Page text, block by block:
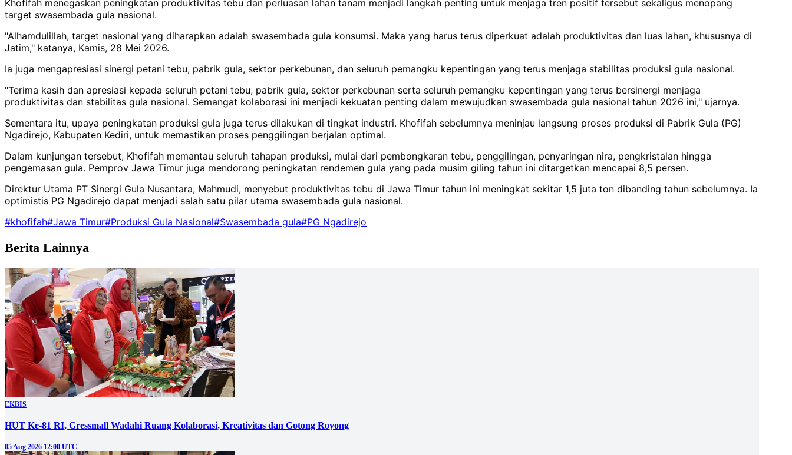
Khofifah menegaskan peningkatan produktivitas tebu dan perluasan lahan tanam menjadi langkah penting untuk menjaga tren positif tersebut sekaligus menopang
target swasembada gula nasional.
"Alhamdulillah, target nasional yang diharapkan adalah swasembada gula konsumsi. Maka yang harus terus diperkuat adalah produktivitas dan luas lahan, khususnya di
Jatim," katanya, Kamis, 28 Mei 2026.
Ia juga mengapresiasi sinergi petani tebu, pabrik gula, sektor perkebunan, dan seluruh pemangku kepentingan yang terus menjaga stabilitas produksi gula nasional.
"Terima kasih dan apresiasi kepada seluruh petani tebu, pabrik gula, sektor perkebunan serta seluruh pemangku kepentingan yang terus bersinergi menjaga
produktivitas dan stabilitas gula nasional. Semangat kolaborasi ini menjadi kekuatan penting dalam mewujudkan swasembada gula nasional tahun 2026 ini," ujarnya.
Sementara itu, upaya peningkatan produksi gula juga terus dilakukan di tingkat industri. Khofifah sebelumnya meninjau langsung proses produksi di Pabrik Gula (PG)
Ngadirejo, Kabupaten Kediri, untuk memastikan proses penggilingan berjalan optimal.
Dalam kunjungan tersebut, Khofifah memantau seluruh tahapan produksi, mulai dari pembongkaran tebu, penggilingan, penyaringan nira, pengkristalan hingga
pengemasan gula. Pemprov Jawa Timur juga mendorong peningkatan rendemen gula yang pada musim giling tahun ini ditargetkan mencapai 8,5 persen.
Direktur Utama PT Sinergi Gula Nusantara, Mahmudi, menyebut produktivitas tebu di Jawa Timur tahun ini meningkat sekitar 1,5 juta ton dibanding tahun sebelumnya. Ia
optimistis PG Ngadirejo dapat menjadi salah satu pilar utama swasembada gula nasional.
#khofifah#Jawa Timur#Produksi Gula Nasional#Swasembada gula#PG Ngadirejo
Berita Lainnya
EKBIS
HUT Ke-81 RI, Gressmall Wadahi Ruang Kolaborasi, Kreativitas dan Gotong Royong
05 Aug 2026 12:00 UTC